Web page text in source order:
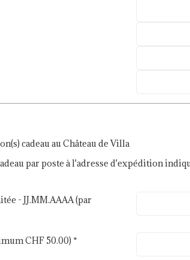
cadeau au Château de Villa
par poste à l'adresse d'expédition
- JJ.MM.AAAA (par
CHF 50.00) *